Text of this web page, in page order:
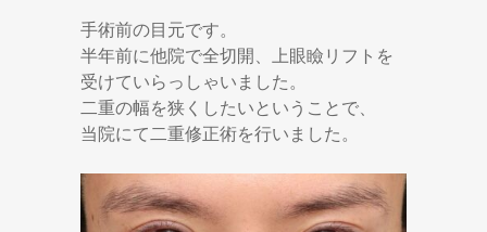
手術前の目元です。
半年前に他院で全切開、上眼瞼リフトを
受けていらっしゃいました。
二重の幅を狭くしたいということで、
当院にて二重修正術を行いました。